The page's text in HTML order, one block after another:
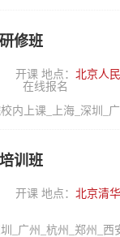
修班
开课 地点： 北京人
在线报名
内上课_上海_深圳_
训班
开课 地点： 北京清
_广州_杭州_郑州_西